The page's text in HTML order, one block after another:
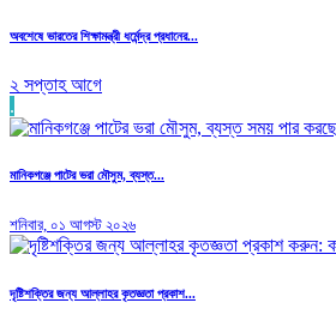
অবশেষে ভারতের শিক্ষামন্ত্রী ধর্মেন্দ্র প্রধানের...
২ সপ্তাহ আগে
.
মানিকগঞ্জে পাটের ভরা মৌসুম, ব্যস্ত...
শনিবার, ০১ আগস্ট ২০২৬
দৃষ্টিশক্তির জন্য আল্লাহর কৃতজ্ঞতা প্রকাশ...